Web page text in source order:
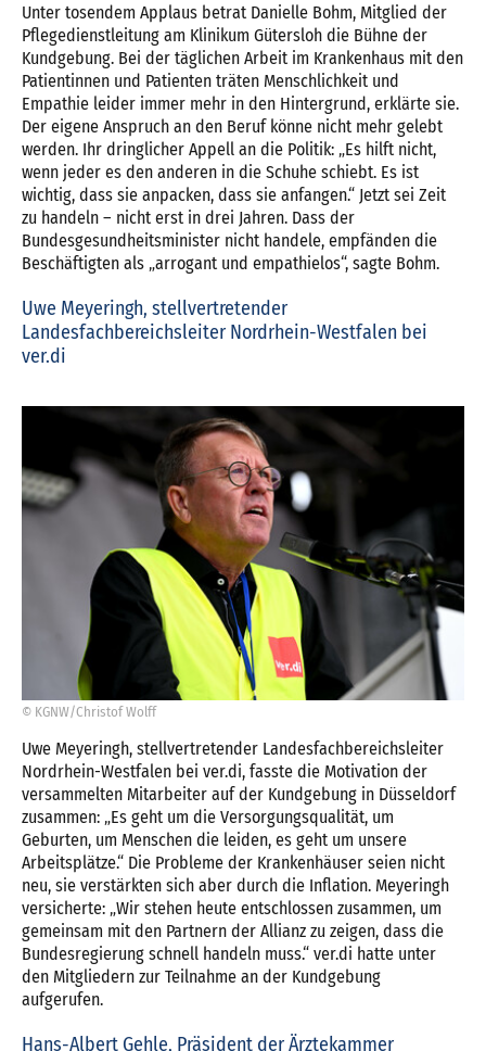
Unter tosendem Applaus betrat Danielle Bohm, Mitglied der
Pflegedienstleitung am Klinikum Gütersloh die Bühne der
Kundgebung. Bei der täglichen Arbeit im Krankenhaus mit den
Patientinnen und Patienten träten Menschlichkeit und
Empathie leider immer mehr in den Hintergrund, erklärte sie.
Der eigene Anspruch an den Beruf könne nicht mehr gelebt
werden. Ihr dringlicher Appell an die Politik: „Es hilft nicht,
wenn jeder es den anderen in die Schuhe schiebt. Es ist
wichtig, dass sie anpacken, dass sie anfangen.“ Jetzt sei Zeit
zu handeln – nicht erst in drei Jahren. Dass der
Bundesgesundheitsminister nicht handele, empfänden die
Beschäftigten als „arrogant und empathielos“, sagte Bohm.
Uwe Meyeringh, stellvertretender
Landesfachbereichsleiter Nordrhein-Westfalen bei
ver.di
© KGNW/Christof Wolff
Uwe Meyeringh, stellvertretender Landesfachbereichsleiter
Nordrhein-Westfalen bei ver.di, fasste die Motivation der
versammelten Mitarbeiter auf der Kundgebung in Düsseldorf
zusammen: „Es geht um die Versorgungsqualität, um
Geburten, um Menschen die leiden, es geht um unsere
Arbeitsplätze.“ Die Probleme der Krankenhäuser seien nicht
neu, sie verstärkten sich aber durch die Inflation. Meyeringh
versicherte: „Wir stehen heute entschlossen zusammen, um
gemeinsam mit den Partnern der Allianz zu zeigen, dass die
Bundesregierung schnell handeln muss.“ ver.di hatte unter
den Mitgliedern zur Teilnahme an der Kundgebung
aufgerufen.
Hans-Albert Gehle, Präsident der Ärztekammer